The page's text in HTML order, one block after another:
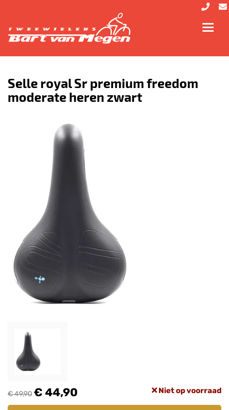
Selle royal Sr premium freedom
moderate heren zwart
€ 49,90€ 44,90 Niet op voorraad